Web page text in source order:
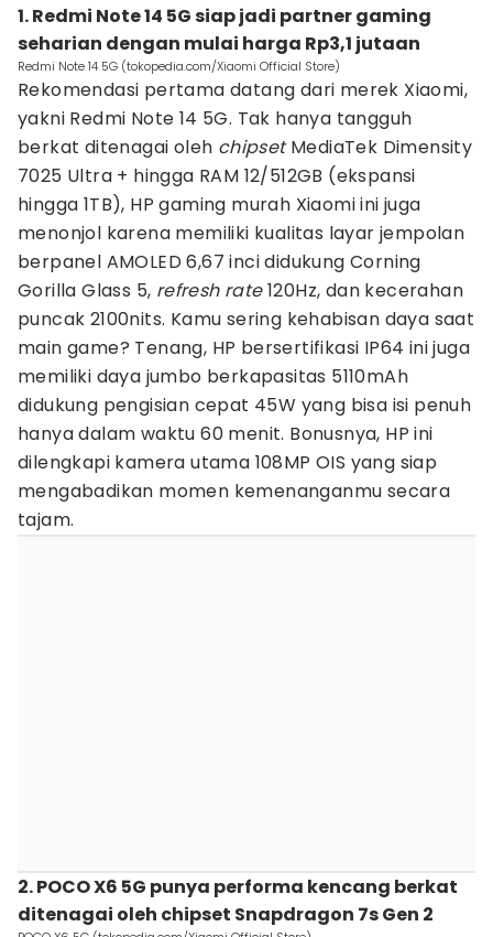
1. Redmi Note 14 5G siap jadi partner gaming
seharian dengan mulai harga Rp3,1 jutaan
Redmi Note 14 5G (tokopedia.com/Xiaomi Official Store)
Rekomendasi pertama datang dari merek Xiaomi,
yakni Redmi Note 14 5G. Tak hanya tangguh
berkat ditenagai oleh chipsetMediaTek Dimensity
7025 Ultra + hingga RAM 12/512GB (ekspansi
hingga 1TB), HP gaming murah Xiaomi ini juga
menonjol karena memiliki kualitas layar jempolan
berpanel AMOLED 6,67 inci didukung Corning
Gorilla Glass 5, refresh rate120Hz, dan kecerahan
puncak 2100nits. Kamu sering kehabisan daya saat
main game? Tenang, HP bersertifikasi IP64 ini juga
memiliki daya jumbo berkapasitas 5110mAh
didukung pengisian cepat 45W yang bisa isi penuh
hanya dalam waktu 60 menit. Bonusnya, HP ini
dilengkapi kamera utama 108MP OIS yang siap
mengabadikan momen kemenanganmu secara
tajam.
2. POCO X6 5G punya performa kencang berkat
ditenagai oleh chipset Snapdragon 7s Gen 2